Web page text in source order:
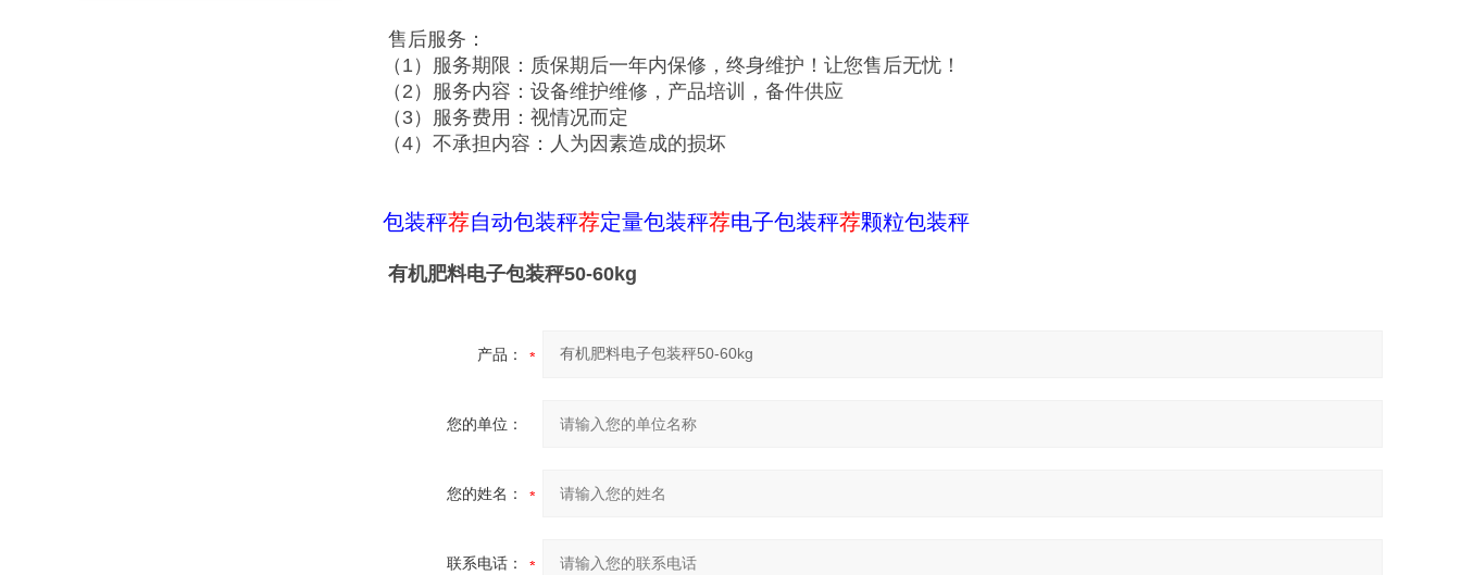
售后服务：
（1）服务期限：质保期后一年内保修，终身维护！让您售后无忧！
（2）服务内容：设备维护维修，产品培训，备件供应
（3）服务费用：视情况而定
（4）不承担内容：人为因素造成的损坏
包装秤荐自动包装秤荐定量包装秤荐电子包装秤荐颗粒包装秤
有机肥料电子包装秤50-60kg
产品：
您的单位：
您的姓名：
联系电话：